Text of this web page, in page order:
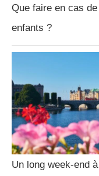
Que faire en cas
enfants ?
Un long week-end